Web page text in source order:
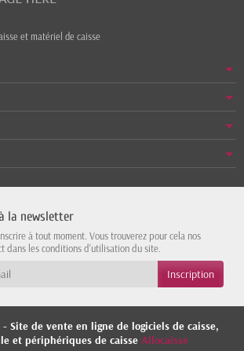
et matériel de caisse
la newsletter
à tout moment. Vous trouverez pour cela nos
dans les conditions d'utilisation du site.
Site de vente en ligne de logiciels de caisse,
et périphériques de caisse Allocaisse